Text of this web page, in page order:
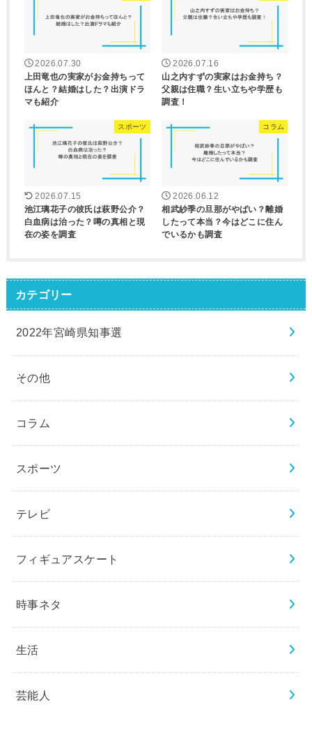
2026.07.30
上田竜也の実家がお金持ちって
ほんと？結婚はした？出演ドラ
マも紹介
2026.07.16
山之内すずの実家はお金持ち？
父親は住職？生い立ちや学歴も
調査！
スポーツ
2026.07.15
池江璃花子の彼氏は萩野公介？
白血病は治った？噂の真相と現
在の姿を調査
コラム
2026.06.12
相武紗季の旦那がやばい？離婚
したって本当？今はどこに住ん
でいるかも調査
カテゴリー
2022年宮崎県知事選
その他
コラム
スポーツ
テレビ
フィギュアスケート
時事ネタ
生活
芸能人